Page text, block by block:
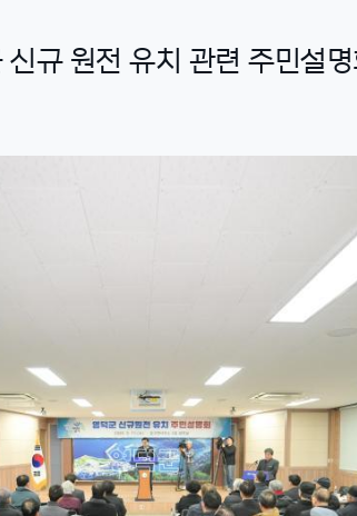
규 원전 유치 관련 주민설